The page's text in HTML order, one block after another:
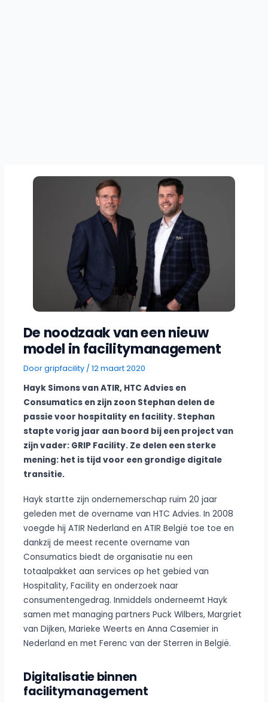
De noodzaak van een nieuw
model in facilitymanagement
Doorgripfacility / 12 maart 2020
Hayk Simons van ATIR, HTC Advies en
Consumatics en zijn zoon Stephan delen de
passie voor hospitality en facility. Stephan
stapte vorig jaar aan boord bij een project van
zijn vader: GRIP Facility. Ze delen een sterke
mening: het is tijd voor een grondige digitale
transitie.
Hayk startte zijn ondernemerschap ruim 20 jaar
geleden met de overname van HTC Advies. In 2008
voegde hij ATIR Nederland en ATIR België toe toe en
dankzij de meest recente overname van
Consumatics biedt de organisatie nu een
totaalpakket aan services op het gebied van
Hospitality, Facility en onderzoek naar
consumentengedrag. Inmiddels onderneemt Hayk
samen met managing partners Puck Wilbers, Margriet
van Dijken, Marieke Weerts en Anna Casemier in
Nederland en met Ferenc van der Sterren in België.
Digitalisatie binnen
facilitymanagement